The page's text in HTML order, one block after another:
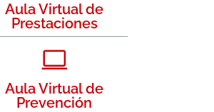
Aula Virtual de
Prestaciones
Aula Virtual de
Prevención